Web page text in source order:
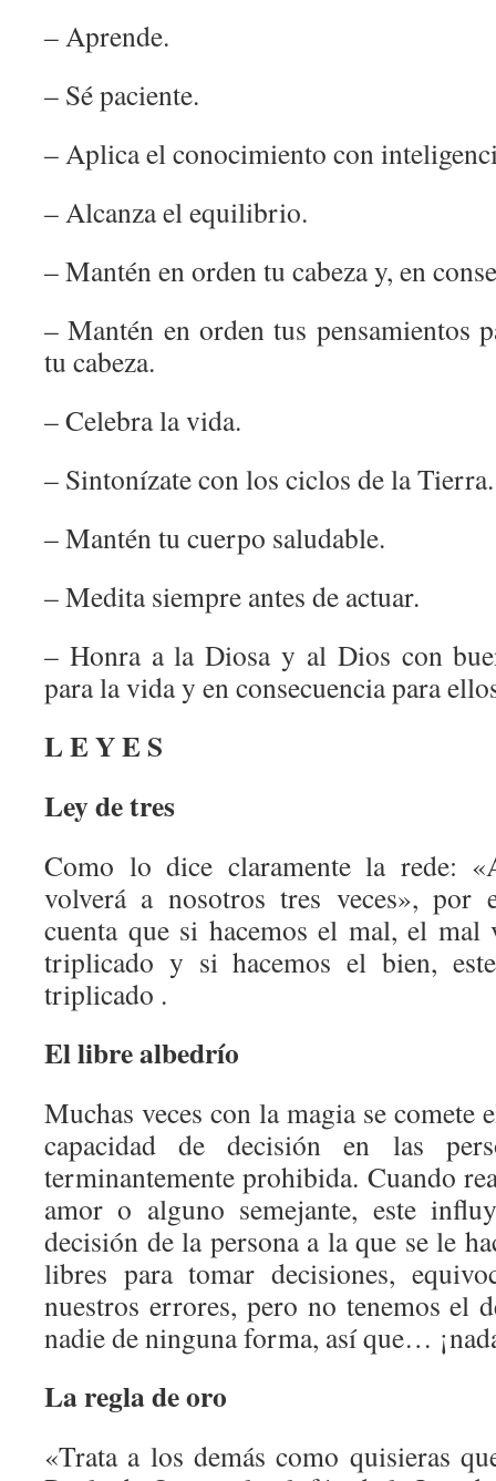
– Aprende.
– Sé paciente.
– Aplica el conocimiento con
– Alcanza el equilibrio.
– Mantén en orden tu cabeza y, en
– Mantén en orden tus pensamientos
tu cabeza.
– Celebra la vida.
– Sintonízate con los ciclos de la Tierra.
– Mantén tu cuerpo saludable.
– Medita siempre antes de actuar.
– Honra a la Diosa y al Dios con
para la vida y en consecuencia para
L E Y E S
Ley de tres
Como lo dice claramente la rede:
volverá a nosotros tres veces», por
cuenta que si hacemos el mal, el mal
triplicado y si hacemos el bien,
triplicado .
El libre albedrío
Muchas veces con la magia se
capacidad de decisión en las
terminantemente prohibida. Cuando
amor o alguno semejante, este
decisión de la persona a la que se le
libres para tomar decisiones,
nuestros errores, pero no tenemos el
nadie de ninguna forma, así que…
La regla de oro
«Trata a los demás como quisieras